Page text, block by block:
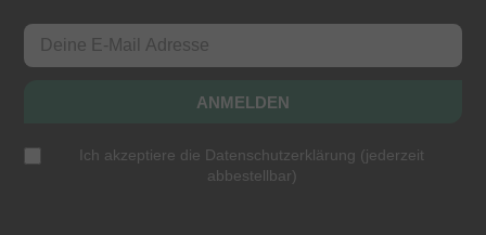
ANMELDEN
Ich akzeptiere die Datenschutzerklärung (jederzeit
abbestellbar)